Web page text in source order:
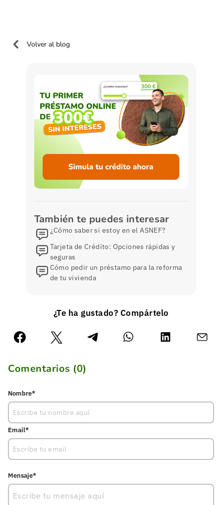
Volver al blog
También te puedes interesar
¿Cómo saber si estoy en el ASNEF?
Tarjeta de Crédito: Opciones rápidas y
seguras
Cómo pedir un préstamo para la reforma
de tu vivienda
¿Te ha gustado? Compártelo
Comentarios (0)
Nombre*
Email*
Mensaje*